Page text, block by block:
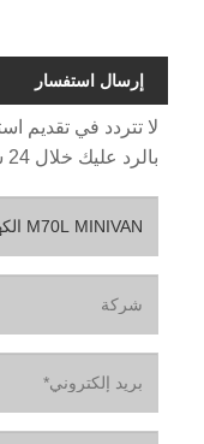
إرسال استفسار
لا تتردد في تقديم
بالرد عليك خلال 24 ساعة.